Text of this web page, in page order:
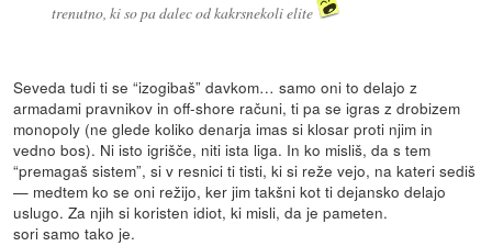
trenutno, ki so pa dalec od kakrsnekoli elite
Seveda tudi ti se “izogibaš” davkom… samo oni to delajo z
armadami pravnikov in off-shore računi, ti pa se igras z drobizem
monopoly (ne glede koliko denarja imas si klosar proti njim in
vedno bos). Ni isto igrišče, niti ista liga. In ko misliš, da s tem
“premagaš sistem”, si v resnici ti tisti, ki si reže vejo, na kateri sediš
— medtem ko se oni režijo, ker jim takšni kot ti dejansko delajo
uslugo. Za njih si koristen idiot, ki misli, da je pameten.
sori samo tako je.